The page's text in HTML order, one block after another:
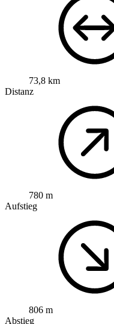
73,8 km
Distanz
780 m
Aufstieg
806 m
Abstieg